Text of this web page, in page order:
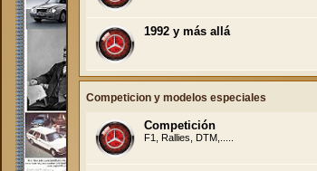
1992 y más allá
Competicion y modelos especiales
Competición
F1, Rallies, DTM,.....